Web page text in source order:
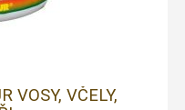
VOSY, VČELY,